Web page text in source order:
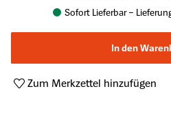
Sofort Lieferbar –
In den
Zum Merkzettel hinzufügen